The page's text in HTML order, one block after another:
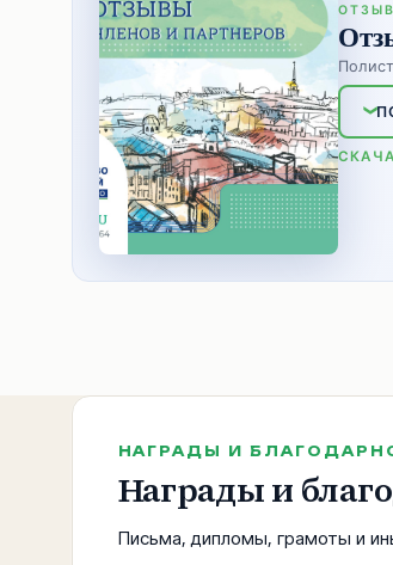
НАГРАДЫ И
Награды и
Письма, дипломы, грамоты и